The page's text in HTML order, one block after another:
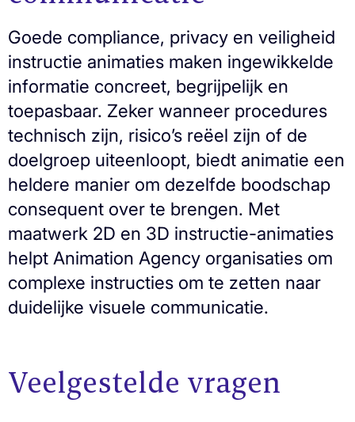
Goede compliance, privacy en veiligheid
instructie animaties maken ingewikkelde
informatie concreet, begrijpelijk en
toepasbaar. Zeker wanneer procedures
technisch zijn, risico’s reëel zijn of de
doelgroep uiteenloopt, biedt animatie een
heldere manier om dezelfde boodschap
consequent over te brengen. Met
maatwerk 2D en 3D instructie-animaties
helpt Animation Agency organisaties om
complexe instructies om te zetten naar
duidelijke visuele communicatie.
Veelgestelde vragen